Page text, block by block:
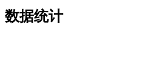
数据统计